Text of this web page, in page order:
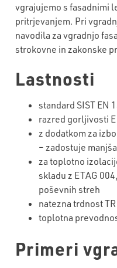
vgrajujemo s fasadnimi
pritrjevanjem. Pri
navodila za vgradnjo
strokovne in zakonske
Lastnosti
standard SIST EN
razred gorljivosti
z dodatkom za
– zadostuje
za toplotno
skladu z ETAG
poševnih streh
natezna trdnost
toplotna
Primeri